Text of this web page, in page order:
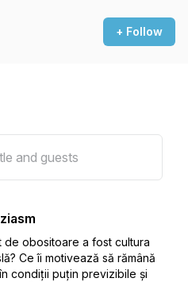
+ Follow
de obositoare a fost cultura
Ce îi motivează să rămână
condiții puțin previzibile și